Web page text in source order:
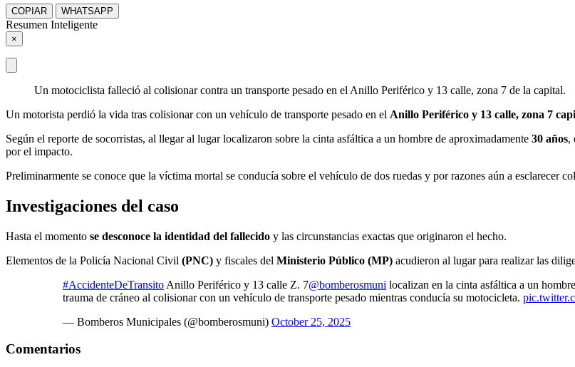
COPIAR WHATSAPP
Resumen Inteligente
×
Un motociclista falleció al colisionar contra un transporte pesado en el Anillo Periférico y 13 calle, zona 7 de la capital.
Un motorista perdió la vida tras colisionar con un vehículo de transporte pesado en el Anillo Periférico y 13 calle, zona 7
Según el reporte de socorristas, al llegar al lugar localizaron sobre la cinta asfáltica a un hombre de aproximadamente 30 años,
por el impacto.
Preliminarmente se conoce que la víctima mortal se conducía sobre el vehículo de dos ruedas y por razones aún a esclarecer
Investigaciones del caso
Hasta el momento se desconoce la identidad del fallecido y las circunstancias exactas que originaron el hecho.
Elementos de la Policía Nacional Civil (PNC) y fiscales del Ministerio Público (MP) acudieron al lugar para realizar las
#AccidenteDeTransito Anillo Periférico y 13 calle Z. 7@bomberosmuni localizan en la cinta asfáltica a un
trauma de cráneo al colisionar con un vehículo de transporte pesado mientras conducía su motocicleta.
— Bomberos Municipales (@bomberosmuni) October 25, 2025
Comentarios